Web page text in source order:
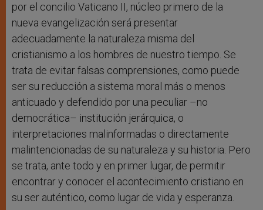
por el concilio Vaticano II, núcleo primero de la
nueva evangelización será presentar
adecuadamente la naturaleza misma del
cristianismo a los hombres de nuestro tiempo. Se
trata de evitar falsas comprensiones, como puede
ser su reducción a sistema moral más o menos
anticuado y defendido por una peculiar –no
democrática– institución jerárquica, o
interpretaciones malinformadas o directamente
malintencionadas de su naturaleza y su historia. Pero
se trata, ante todo y en primer lugar, de permitir
encontrar y conocer el acontecimiento cristiano en
su ser auténtico, como lugar de vida y esperanza.